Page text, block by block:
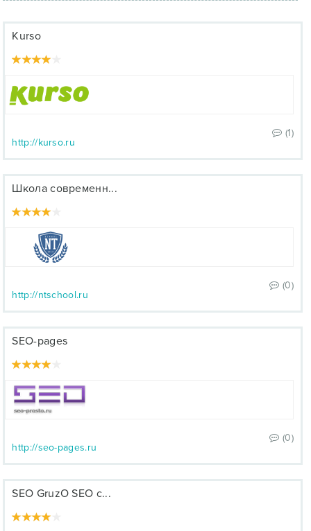
Kurso
(1)
http://kurso.ru
Школа современн...
(0)
http://ntschool.ru
SEO-pages
(0)
http://seo-pages.ru
SEO GruzO SEO с...